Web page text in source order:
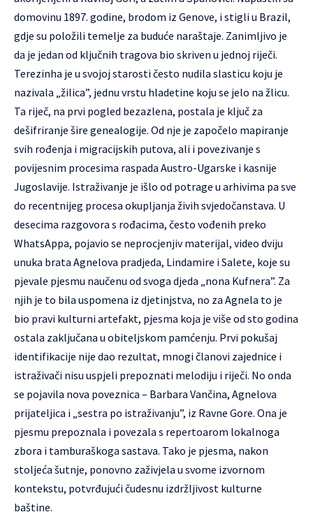
domovinu 1897. godine, brodom iz Genove, i stigli u Brazil,
gdje su položili temelje za buduće naraštaje. Zanimljivo je
da je jedan od ključnih tragova bio skriven u jednoj riječi.
Terezinha je u svojoj starosti često nudila slasticu koju je
nazivala „žilica”, jednu vrstu hladetine koju se jelo na žlicu.
Ta riječ, na prvi pogled bezazlena, postala je ključ za
dešifriranje šire genealogije. Od nje je započelo mapiranje
svih rođenja i migracijskih putova, ali i povezivanje s
povijesnim procesima raspada Austro-Ugarske i kasnije
Jugoslavije. Istraživanje je išlo od potrage u arhivima pa sve
do recentnijeg procesa okupljanja živih svjedočanstava. U
desecima razgovora s rođacima, često vođenih preko
WhatsAppa, pojavio se neprocjenjiv materijal, video dviju
unuka brata Agnelova pradjeda, Lindamire i Salete, koje su
pjevale pjesmu naučenu od svoga djeda „nona Kufnera”. Za
njih je to bila uspomena iz djetinjstva, no za Agnela to je
bio pravi kulturni artefakt, pjesma koja je više od sto godina
ostala zaključana u obiteljskom pamćenju. Prvi pokušaj
identifikacije nije dao rezultat, mnogi članovi zajednice i
istraživači nisu uspjeli prepoznati melodiju i riječi. No onda
se pojavila nova poveznica – Barbara Vančina, Agnelova
prijateljica i „sestra po istraživanju”, iz Ravne Gore. Ona je
pjesmu prepoznala i povezala s repertoarom lokalnoga
zbora i tamburaškoga sastava. Tako je pjesma, nakon
stoljeća šutnje, ponovno zaživjela u svome izvornom
kontekstu, potvrđujući čudesnu izdržljivost kulturne
baštine.